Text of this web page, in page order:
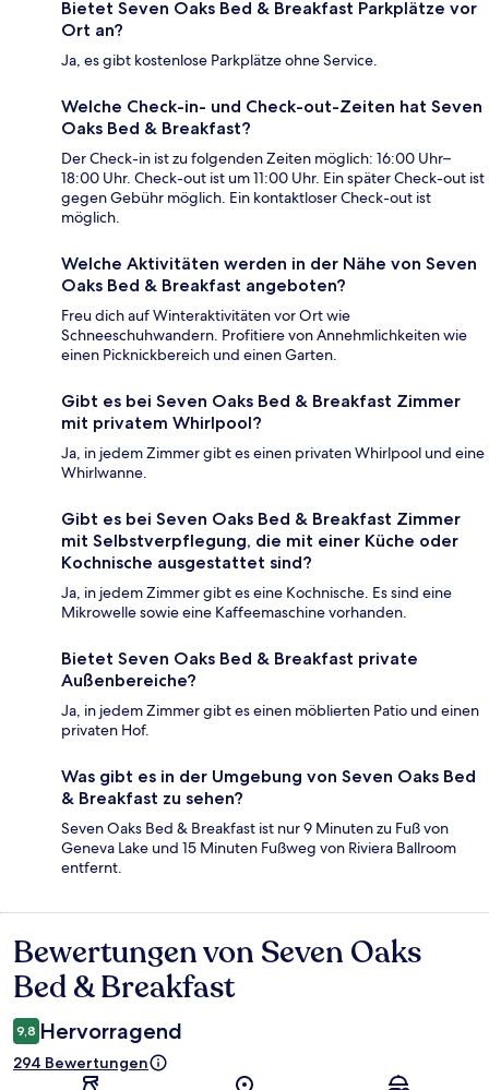
Bietet Seven Oaks Bed & Breakfast Parkplätze vor
Ort an?
Ja, es gibt kostenlose Parkplätze ohne Service.
Welche Check-in- und Check-out-Zeiten hat Seven
Oaks Bed & Breakfast?
Der Check-in ist zu folgenden Zeiten möglich: 16:00 Uhr–
18:00 Uhr. Check-out ist um 11:00 Uhr. Ein später Check-out ist
gegen Gebühr möglich. Ein kontaktloser Check-out ist
möglich.
Welche Aktivitäten werden in der Nähe von Seven
Oaks Bed & Breakfast angeboten?
Freu dich auf Winteraktivitäten vor Ort wie
Schneeschuhwandern. Profitiere von Annehmlichkeiten wie
einen Picknickbereich und einen Garten.
Gibt es bei Seven Oaks Bed & Breakfast Zimmer
mit privatem Whirlpool?
Ja, in jedem Zimmer gibt es einen privaten Whirlpool und eine
Whirlwanne.
Gibt es bei Seven Oaks Bed & Breakfast Zimmer
mit Selbstverpflegung, die mit einer Küche oder
Kochnische ausgestattet sind?
Ja, in jedem Zimmer gibt es eine Kochnische. Es sind eine
Mikrowelle sowie eine Kaffeemaschine vorhanden.
Bietet Seven Oaks Bed & Breakfast private
Außenbereiche?
Ja, in jedem Zimmer gibt es einen möblierten Patio und einen
privaten Hof.
Was gibt es in der Umgebung von Seven Oaks Bed
& Breakfast zu sehen?
Seven Oaks Bed & Breakfast ist nur 9 Minuten zu Fuß von
Geneva Lake und 15 Minuten Fußweg von Riviera Ballroom
entfernt.
Bewertungen
Bewertungen von Seven Oaks
Bed & Breakfast
9,8 Hervorragend
294 Bewertungen